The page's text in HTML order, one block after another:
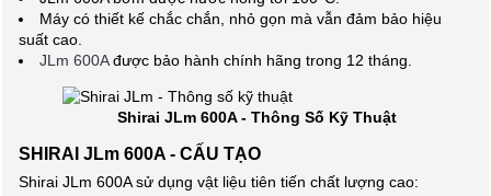
Máy có thiết kế chắc chắn, nhỏ gọn mà vẫn đảm bảo hiệu
suất cao.
JLm 600Ađược bảo hành chính hãng trong 12 tháng.
Shirai JLm 600A - Thông Số Kỹ Thuật
SHIRAI JLm 600A - CẤU TẠO
Shirai JLm 600A sử dụng vật liệu tiên tiến chất lượng cao: